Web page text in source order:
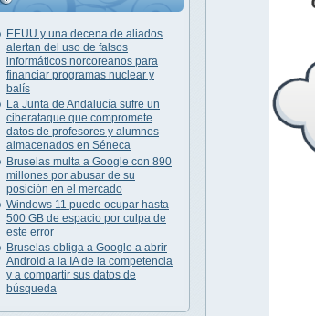
EEUU y una decena de aliados
alertan del uso de falsos
informáticos norcoreanos para
financiar programas nuclear y
balís
La Junta de Andalucía sufre un
ciberataque que compromete
datos de profesores y alumnos
almacenados en Séneca
Bruselas multa a Google con 890
millones por abusar de su
posición en el mercado
Windows 11 puede ocupar hasta
500 GB de espacio por culpa de
este error
Bruselas obliga a Google a abrir
Android a la IA de la competencia
y a compartir sus datos de
búsqueda